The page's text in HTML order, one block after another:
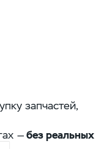
запчастей,
—без реальных